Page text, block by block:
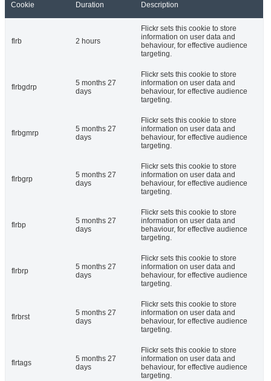
Cookie Duration Description
flrb 2 hours
Flickr sets this cookie to store
information on user data and
behaviour, for effective audience
targeting.
flrbgdrp
5 months 27
days
Flickr sets this cookie to store
information on user data and
behaviour, for effective audience
targeting.
flrbgmrp
5 months 27
days
Flickr sets this cookie to store
information on user data and
behaviour, for effective audience
targeting.
flrbgrp
5 months 27
days
Flickr sets this cookie to store
information on user data and
behaviour, for effective audience
targeting.
flrbp
5 months 27
days
Flickr sets this cookie to store
information on user data and
behaviour, for effective audience
targeting.
flrbrp
5 months 27
days
Flickr sets this cookie to store
information on user data and
behaviour, for effective audience
targeting.
flrbrst
5 months 27
days
Flickr sets this cookie to store
information on user data and
behaviour, for effective audience
targeting.
flrtags
5 months 27
days
Flickr sets this cookie to store
information on user data and
behaviour, for effective audience
targeting.